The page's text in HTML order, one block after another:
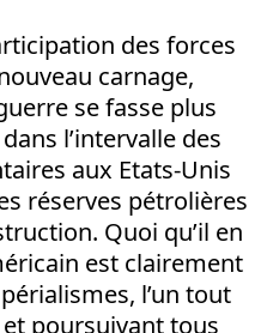
des forces
carnage,
se fasse plus
l’intervalle des
aux Etats-Unis
réserves pétrolières
Quoi qu’il en
est clairement
l’un tout
et poursuivant tous